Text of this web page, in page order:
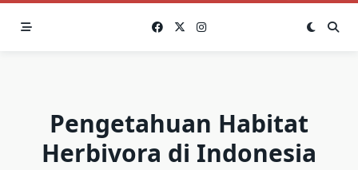
Pengetahuan Habitat
Herbivora di Indonesia